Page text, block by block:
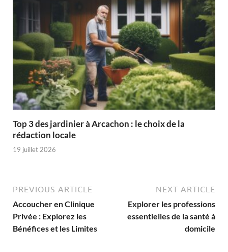
Top 3 des jardinier à Arcachon : le choix de la
rédaction locale
19 juillet 2026
PREVIOUS ARTICLE
Accoucher en Clinique
Privée : Explorez les
Bénéfices et les Limites
NEXT ARTICLE
Explorer les professions
essentielles de la santé à
domicile